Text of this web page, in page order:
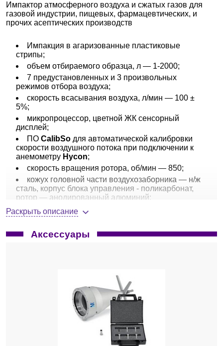
Импактор атмосферного воздуха и сжатых газов для
газовой индустрии, пищевых, фармацевтических, и
прочих асептических производств
Импакция в агаризованные пластиковые
стрипы;
объем отбираемого образца, л — 1-2000;
7 предустановленных и 3 произвольных
режимов отбора воздуха;
скорость всасывания воздуха, л/мин — 100 ±
5%;
микропроцессор, цветной ЖК сенсорный
дисплей;
ПО CalibSo для автоматической калибровки
скорости воздушного потока при подключении к
анемометру Hycon;
скорость вращения ротора, об/мин — 850;
кожух головной части воздухозаборника — н/ж
сталь, корпус блока управления - поликарбонат,
ротор — анодированный алюминий;
головная часть выдерживает режим
автоклавирования;
таймер, мин — 1-120;
аккумуляторная батарея — 5-6 часов работы;
размеры В x Ш x Г, мм — 300 x 130 x 110.
Раскрыть описание
Аксессуары